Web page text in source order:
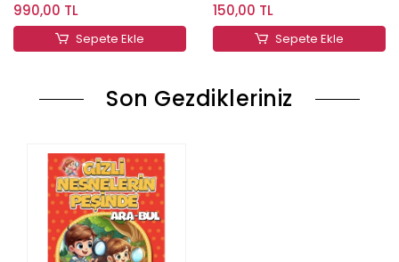
990,00 TL
Sepete Ekle
150,00 TL
Sepete Ekle
Son Gezdikleriniz